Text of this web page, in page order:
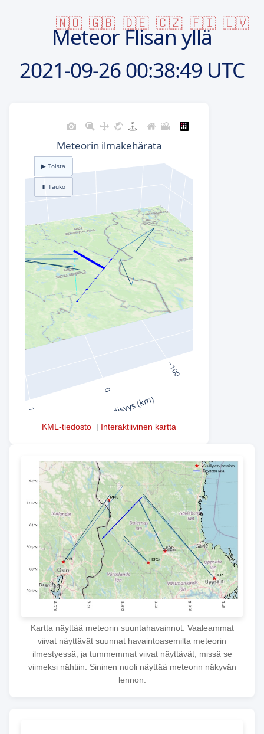
🇳🇴 🇬🇧 🇩🇪 🇨🇿 🇫🇮 🇱🇻
Meteor Flisan yllä
2021-09-2600:38:49 UTC
KML-tiedosto | Interaktiivinen kartta
Kartta näyttää meteorin suuntahavainnot. Vaaleammat
viivat näyttävät suunnat havaintoasemilta meteorin
ilmestyessä, ja tummemmat viivat näyttävät, missä se
viimeksi nähtiin. Sininen nuoli näyttää meteorin näkyvän
lennon.